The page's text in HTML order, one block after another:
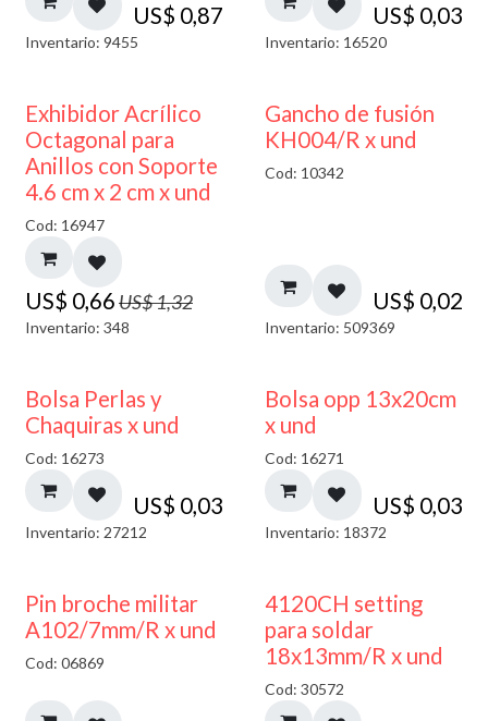
US$ 0,87
Inventario: 9455
US$ 0,03
Inventario: 16520
50% DESCUENTO
Exhibidor Acrílico
Octagonal para
Anillos con Soporte
4.6 cm x 2 cm x und
Cod: 16947
US$ 0,66US$1,32
Inventario: 348
Gancho de fusión
KH004/R x und
Cod: 10342
US$ 0,02
Inventario: 509369
Bolsa Perlas y
Chaquiras x und
Cod: 16273
US$ 0,03
Inventario: 27212
Bolsa opp 13x20cm
x und
Cod: 16271
US$ 0,03
Inventario: 18372
Pin broche militar
A102/7mm/R x und
Cod: 06869
4120CH setting
para soldar
18x13mm/R x und
Cod: 30572